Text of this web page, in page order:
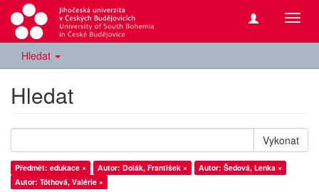
Hledat
Hledat
Vykonat
Předmět: edukace × Autor: Dolák, František ×
Autor: Šedová, Lenka ×
Autor: Tóthová, Valérie ×